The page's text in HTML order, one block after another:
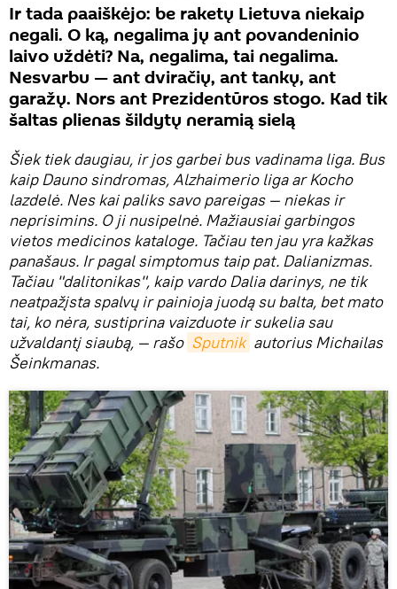
Ir tada paaiškėjo: be raketų Lietuva niekaip
negali. O ką, negalima jų ant povandeninio
laivo uždėti? Na, negalima, tai negalima.
Nesvarbu — ant dviračių, ant tankų, ant
garažų. Nors ant Prezidentūros stogo. Kad tik
šaltas plienas šildytų neramią sielą
Šiek tiek daugiau, ir jos garbei bus vadinama liga. Bus
kaip Dauno sindromas, Alzhaimerio liga ar Kocho
lazdelė. Nes kai paliks savo pareigas — niekas ir
neprisimins. O ji nusipelnė. Mažiausiai garbingos
vietos medicinos kataloge. Tačiau ten jau yra kažkas
panašaus. Ir pagal simptomus taip pat. Dalianizmas.
Tačiau "dalitonikas", kaip vardo Dalia darinys, ne tik
neatpažįsta spalvų ir painioja juodą su balta, bet mato
tai, ko nėra, sustiprina vaizduote ir sukelia sau
užvaldantį siaubą, — rašo Sputnik autorius Michailas
Šeinkmanas.